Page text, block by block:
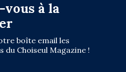
à la
boîte email les
du Choiseul Magazine !